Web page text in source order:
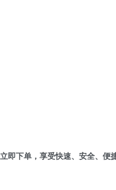
立即下单，享受快速、安全、便